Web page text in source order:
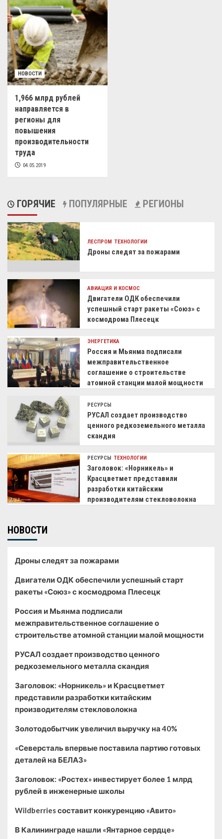
НОВОСТИ
1,966 млрд рублей
направляется в
регионы для
повышения
производительности
труда
04.05.2019
ГОРЯЧИЕ ПОПУЛЯРНЫЕ РЕГИОНЫ
ЛЕСПРОМ ТЕХНОЛОГИИ
Дроны следят за пожарами
АВИАЦИЯ И КОСМОС
Двигатели ОДК обеспечили
успешный старт ракеты «Союз» с
космодрома Плесецк
ЭНЕРГЕТИКА
Россия и Мьянма подписали
межправительственное
соглашение о строительстве
атомной станции малой мощности
РЕСУРСЫ
РУСАЛ создает производство
ценного редкоземельного металла
скандия
РЕСУРСЫ ТЕХНОЛОГИИ
Заголовок: «Норникель» и
Красцветмет представили
разработки китайским
производителям стекловолокна
НОВОСТИ
Дроны следят за пожарами
Двигатели ОДК обеспечили успешный старт
ракеты «Союз» с космодрома Плесецк
Россия и Мьянма подписали
межправительственное соглашение о
строительстве атомной станции малой мощности
РУСАЛ создает производство ценного
редкоземельного металла скандия
Заголовок: «Норникель» и Красцветмет
представили разработки китайским
производителям стекловолокна
Золотодобытчик увеличил выручку на 40%
«Северсталь впервые поставила партию готовых
деталей на БЕЛАЗ»
Заголовок: «Ростех» инвестирует более 1 млрд
рублей в инженерные школы
Wildberries составит конкуренцию «Авито»
В Калининграде нашли «Янтарное сердце»